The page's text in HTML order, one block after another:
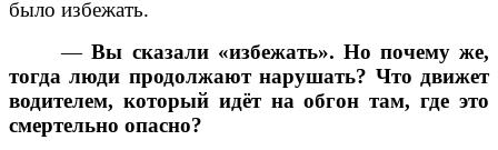
было избежать.
—Вы сказали «избежать». Но почему же,
тогда люди продолжают нарушать? Что движет
водителем, который идёт на обгон там, где это
смертельно опасно?